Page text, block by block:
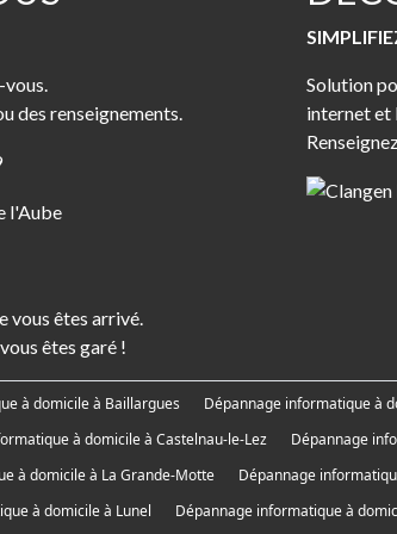
des renseignements.
l'Aube
vous êtes arrivé.
êtes garé !
Solution
internet et
à domicile à Baillargues Dépannage informatique à
à domicile à Castelnau-le-Lez Dépannage
à domicile à La Grande-Motte Dépannage
à domicile à Lunel Dépannage informatique à